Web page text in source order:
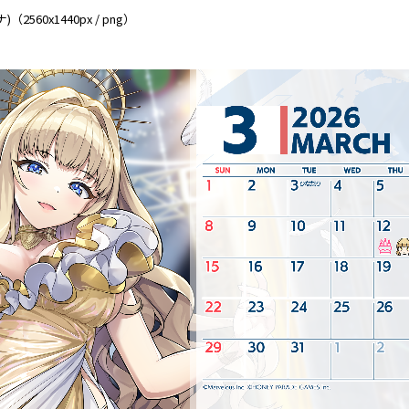
2560x1440px / png）